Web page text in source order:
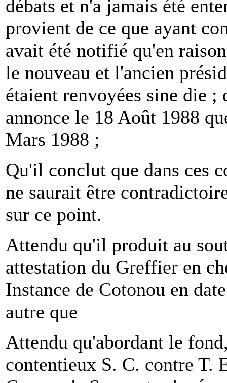
débats et n'a jamais été
provient de ce que ayant
avait été notifié qu'en
le nouveau et l'ancien
étaient renvoyées sine die ;
annonce le 18 Août 1988
Mars 1988 ;
Qu'il conclut que dans ces
ne saurait être
sur ce point.
Attendu qu'il produit au
attestation du Greffier en
Instance de Cotonou en
autre que
Attendu qu'abordant le
contentieux S. C. contre T.